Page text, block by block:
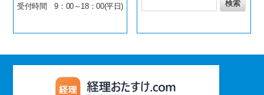
受付時間 9：00～18：00(平日)